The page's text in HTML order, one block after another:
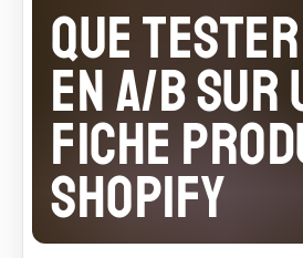
QUE
EN A/B SUR
FICHE
SHOPIFY